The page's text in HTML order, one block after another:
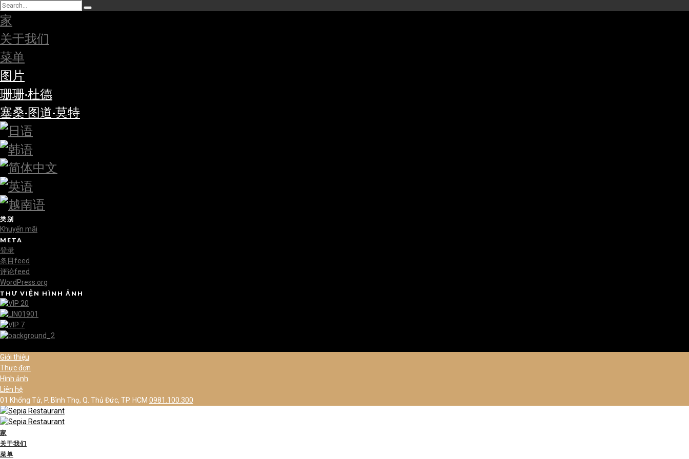
家
关于我们
菜单
图片
珊珊·杜德
塞桑·图道·莫特
类别
Khuyến mãi
META
登录
条目feed
评论feed
WordPress.org
THƯ VIỆN HÌNH ẢNH
Giới thiệu
Thực đơn
Hình ảnh
Liên hệ
01 Khổng Tử, P. Bình Thọ, Q. Thủ Đức, TP. HCM 0981.100.300
家
关于我们
菜单